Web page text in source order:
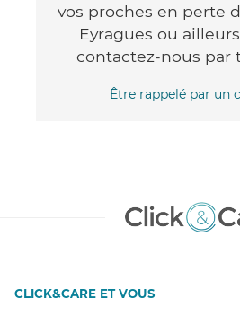
vos proches en perte
Eyragues ou
contactez-nous par
Être rappelé par un
CLICK&CARE ET VOUS